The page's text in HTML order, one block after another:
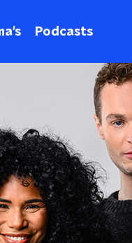
Podcasts